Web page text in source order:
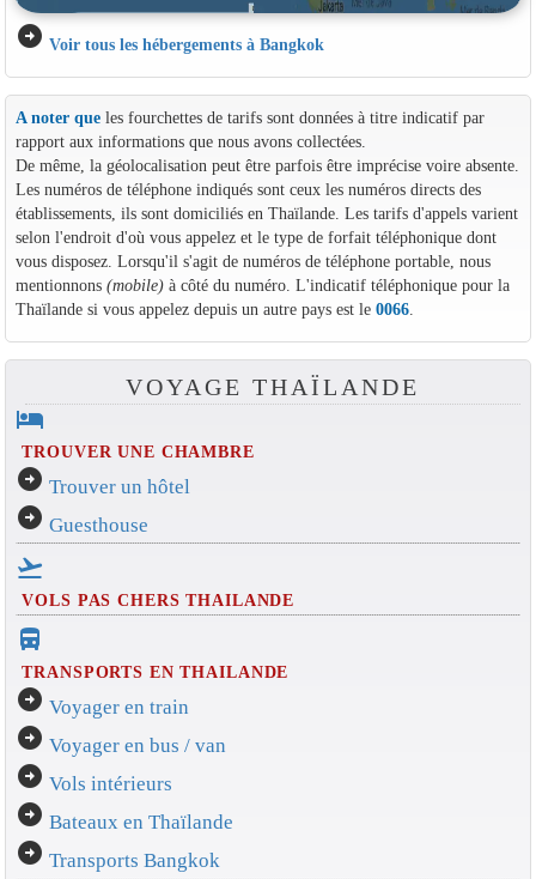
arrow_circle_right Voir tous les hébergements à Bangkok
A noter queles fourchettes de tarifs sont données à titre indicatif par
rapport aux informations que nous avons collectées.
De même, la géolocalisation peut être parfois être imprécise voire absente.
Les numéros de téléphone indiqués sont ceux les numéros directs des
établissements, ils sont domiciliés en Thaïlande. Les tarifs d'appels varient
selon l'endroit d'où vous appelez et le type de forfait téléphonique dont
vous disposez. Lorsqu'il s'agit de numéros de téléphone portable, nous
mentionnons (mobile)à côté du numéro. L'indicatif téléphonique pour la
Thaïlande si vous appelez depuis un autre pays est le 0066.
VOYAGE THAÏLANDE
hotel
TROUVER UNE CHAMBRE
arrow_circle_right Trouver un hôtel
arrow_circle_right Guesthouse
flight_takeoff
VOLS PAS CHERS THAILANDE
directions_bus_filled
TRANSPORTS EN THAILANDE
arrow_circle_right Voyager en train
arrow_circle_right Voyager en bus / van
arrow_circle_right Vols intérieurs
arrow_circle_right Bateaux en Thaïlande
arrow_circle_right Transports Bangkok